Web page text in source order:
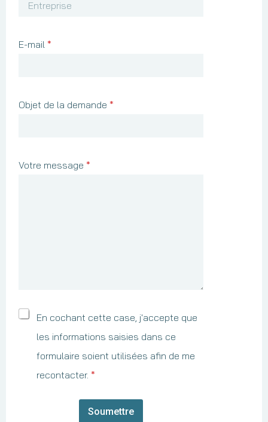
E-mail *
Objet de la demande *
Votre message *
En cochant cette case, j'accepte que
les informations saisies dans ce
formulaire soient utilisées afin de me
recontacter. *
Soumettre